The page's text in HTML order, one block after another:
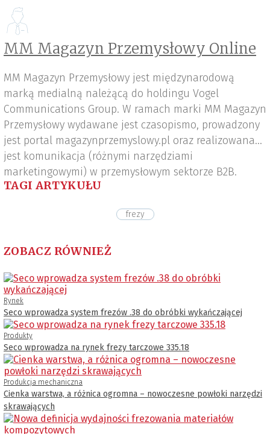
MM Magazyn Przemysłowy Online
MM Magazyn Przemysłowy jest międzynarodową
marką medialną należącą do holdingu Vogel
Communications Group. W ramach marki MM Magazyn
Przemysłowy wydawane jest czasopismo, prowadzony
jest portal magazynprzemyslowy.pl oraz realizowana
jest komunikacja (różnymi narzędziami
marketingowymi) w przemysłowym sektorze B2B.
TAGI ARTYKUŁU
frezy
ZOBACZ RÓWNIEŻ
Rynek
Seco wprowadza system frezów .38 do obróbki wykańczającej
Produkty
Seco wprowadza na rynek frezy tarczowe 335.18
Produkcja mechaniczna
Cienka warstwa, a różnica ogromna – nowoczesne powłoki narzędzi
skrawających